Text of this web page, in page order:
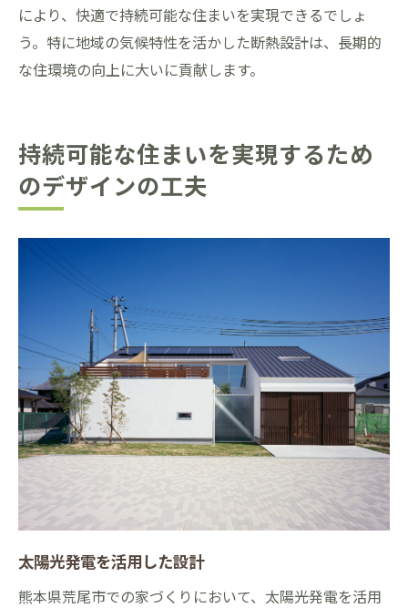
により、快適で持続可能な住まいを実現できるでしょ
う。特に地域の気候特性を活かした断熱設計は、長期的
な住環境の向上に大いに貢献します。
持続可能な住まいを実現するため
のデザインの工夫
太陽光発電を活用した設計
熊本県荒尾市での家づくりにおいて、太陽光発電を活用